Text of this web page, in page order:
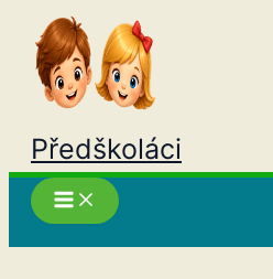
Přeskočit
obsah
Předškoláci